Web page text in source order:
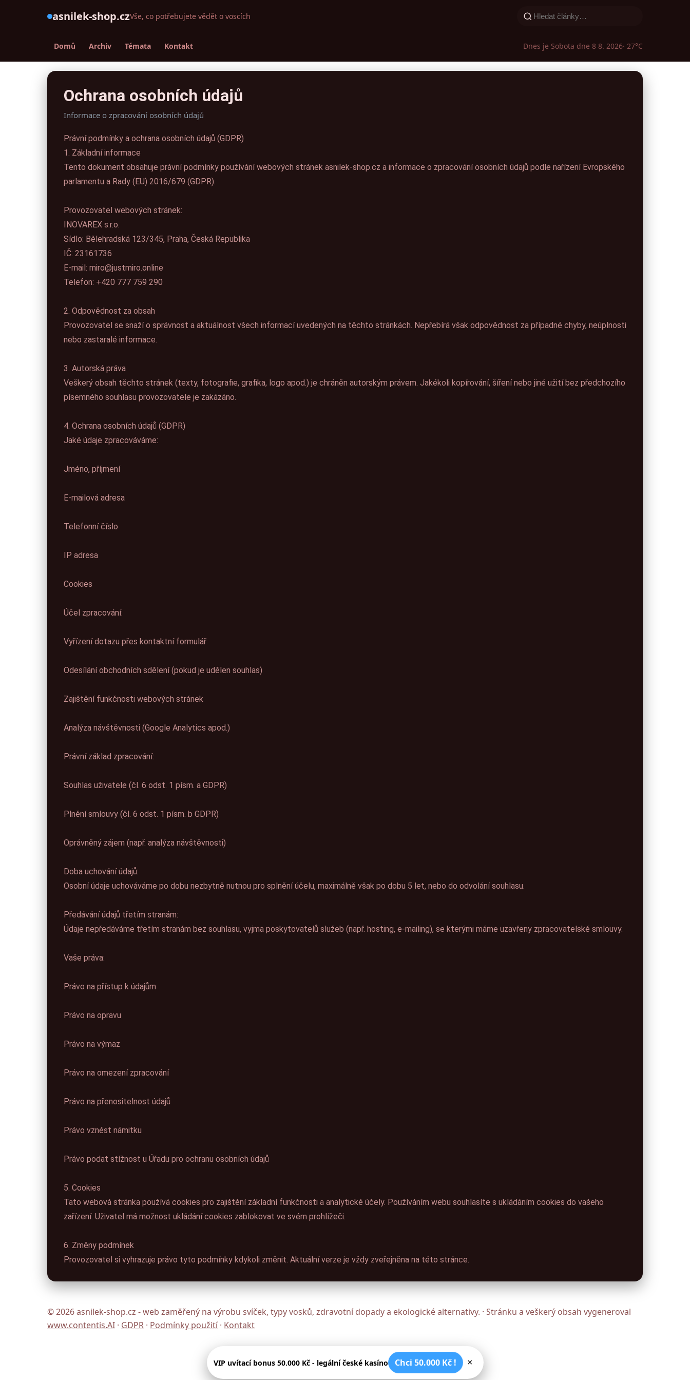
asnilek-shop.czVše, co potřebujete vědět o voscích
Domů Archiv Témata Kontakt Dnes je Sobota dne 8 8. 2026· 27°C
Ochrana osobních údajů
Informace o zpracování osobních údajů
Právní podmínky a ochrana osobních údajů (GDPR)
1. Základní informace
Tento dokument obsahuje právní podmínky používání webových stránek asnilek-shop.cz a informace o zpracování osobních údajů podle nařízení Evropského
parlamentu a Rady (EU) 2016/679 (GDPR).
Provozovatel webových stránek:
INOVAREX s.r.o.
Sídlo: Bělehradská 123/345, Praha, Česká Republika
IČ: 23161736
E-mail: miro@justmiro.online
Telefon: +420 777 759 290
2. Odpovědnost za obsah
Provozovatel se snaží o správnost a aktuálnost všech informací uvedených na těchto stránkách. Nepřebírá však odpovědnost za případné chyby, neúplnosti
nebo zastaralé informace.
3. Autorská práva
Veškerý obsah těchto stránek (texty, fotografie, grafika, logo apod.) je chráněn autorským právem. Jakékoli kopírování, šíření nebo jiné užití bez předchozího
písemného souhlasu provozovatele je zakázáno.
4. Ochrana osobních údajů (GDPR)
Jaké údaje zpracováváme:
Jméno, příjmení
E-mailová adresa
Telefonní číslo
IP adresa
Cookies
Účel zpracování:
Vyřízení dotazu přes kontaktní formulář
Odesílání obchodních sdělení (pokud je udělen souhlas)
Zajištění funkčnosti webových stránek
Analýza návštěvnosti (Google Analytics apod.)
Právní základ zpracování:
Souhlas uživatele (čl. 6 odst. 1 písm. a GDPR)
Plnění smlouvy (čl. 6 odst. 1 písm. b GDPR)
Oprávněný zájem (např. analýza návštěvnosti)
Doba uchování údajů:
Osobní údaje uchováváme po dobu nezbytně nutnou pro splnění účelu, maximálně však po dobu 5 let, nebo do odvolání souhlasu.
Předávání údajů třetím stranám:
Údaje nepředáváme třetím stranám bez souhlasu, vyjma poskytovatelů služeb (např. hosting, e-mailing), se kterými máme uzavřeny zpracovatelské smlouvy.
Vaše práva:
Právo na přístup k údajům
Právo na opravu
Právo na výmaz
Právo na omezení zpracování
Právo na přenositelnost údajů
Právo vznést námitku
Právo podat stížnost u Úřadu pro ochranu osobních údajů
5. Cookies
Tato webová stránka používá cookies pro zajištění základní funkčnosti a analytické účely. Používáním webu souhlasíte s ukládáním cookies do vašeho
zařízení. Uživatel má možnost ukládání cookies zablokovat ve svém prohlížeči.
6. Změny podmínek
Provozovatel si vyhrazuje právo tyto podmínky kdykoli změnit. Aktuální verze je vždy zveřejněna na této stránce.
© 2026 asnilek-shop.cz - web zaměřený na výrobu svíček, typy vosků, zdravotní dopady a ekologické alternativy. · Stránku a veškerý obsah vygeneroval
www.contentis.AI · GDPR · Podmínky použití · Kontakt
VIP uvítací bonus 50.000 Kč - legální české kasíno Chci 50.000 Kč ! ×